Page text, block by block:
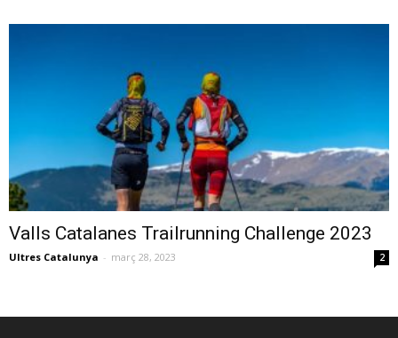
Valls Catalanes Trailrunning Challenge 2023
Ultres Catalunya - març 28, 2023 2